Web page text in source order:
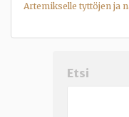
Artemikselle tyttöjen ja
Etsi